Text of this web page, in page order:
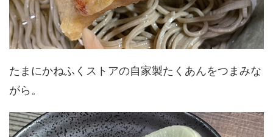
たまにかねふくストアの自家製たくあんをつまみな
がら。